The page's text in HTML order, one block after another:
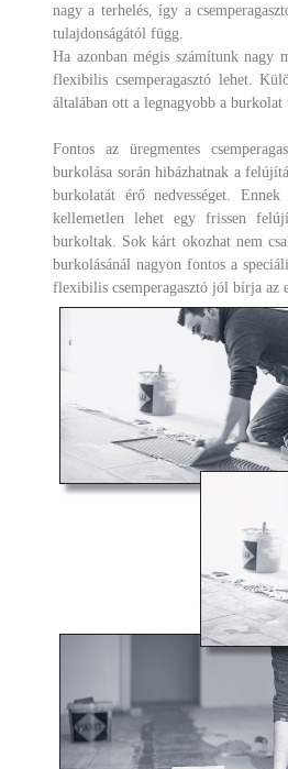
nagy a terhelés, így a
tulajdonságától függ.
Ha azonban mégis számítunk nagy
flexibilis csemperagasztó lehet.
általában ott a legnagyobb a
Fontos az üregmentes
burkolása során hibázhatnak a
burkolatát érő nedvességet.
kellemetlen lehet egy frissen
burkoltak. Sok kárt okozhat nem
burkolásánál nagyon fontos a
flexibilis csemperagasztó jól bírja az